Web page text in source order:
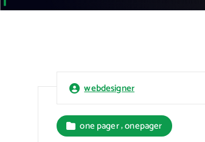
webdesigner
one pager,onepager